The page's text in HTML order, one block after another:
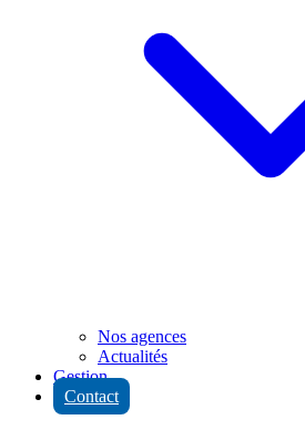
Nos agences
Actualités
Gestion
Contact